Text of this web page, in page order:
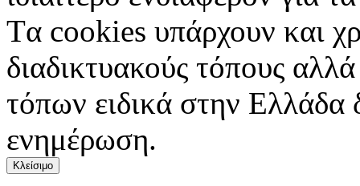
Tα cookies υπάρχουν και
διαδικτυακούς τόπους
τόπων ειδικά στην Ελλάδα
ενημέρωση.
Κλείσιμο